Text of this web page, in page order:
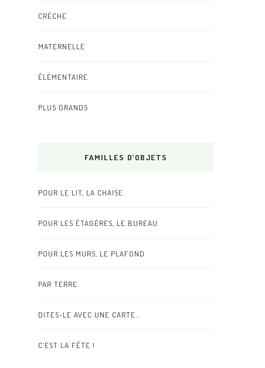
CRÈCHE
MATERNELLE
ÉLÉMENTAIRE
PLUS GRANDS
FAMILLES D’OBJETS
POUR LE LIT, LA CHAISE
POUR LES ÉTAGÈRES, LE BUREAU
POUR LES MURS, LE PLAFOND
PAR TERRE
DITES-LE AVEC UNE CARTE…
C’EST LA FÊTE !